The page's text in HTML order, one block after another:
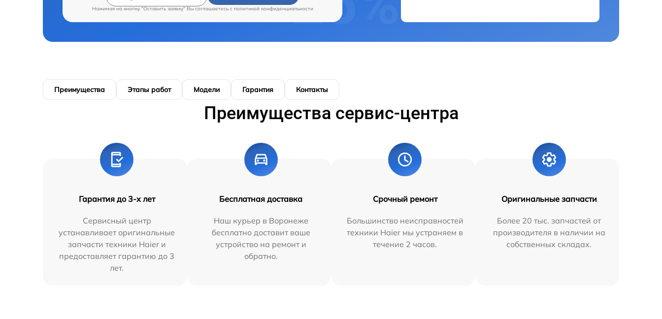
Нажимая на кнопку "Оставить заявку" Вы соглашаетесь c политикой конфиденциальности
Преимущества Этапы работ Модели Гарантия Контакты
Преимущества сервис-центра
Гарантия до 3-х лет
Сервисный центр
устанавливает оригинальные
запчасти техники Haier и
предоставляет гарантию до 3
лет.
Бесплатная доставка
Наш курьер в Воронеже
бесплатно доставит ваше
устройство на ремонт и
обратно.
Срочный ремонт
Большинство неисправностей
техники Haier мы устраняем в
течение 2 часов.
Оригинальные запчасти
Более 20 тыс. запчастей от
производителя в наличии на
собственных складах.